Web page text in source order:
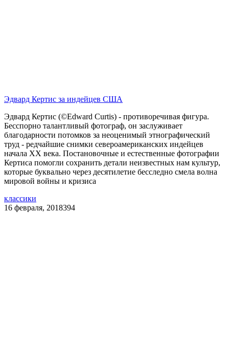
Эдвард Кертис за индейцев США
Эдвард Кертис (©Edward Curtis) - противоречивая фигура.
Бесспорно талантливый фотограф, он заслуживает
благодарности потомков за неоценимый этнографический
труд - редчайшие снимки североамериканских индейцев
начала ХХ века. Постановочные и естественные фотографии
Кертиса помогли сохранить детали неизвестных нам культур,
которые буквально через десятилетие бесследно смела волна
мировой войны и кризиса
классики
16 февраля, 2018394